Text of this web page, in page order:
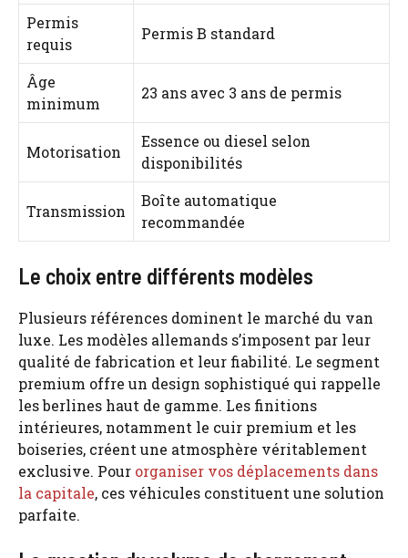
Permis
requis
Permis B standard
Âge
minimum
23 ans avec 3 ans de permis
Motorisation
Essence ou diesel selon
disponibilités
Transmission
Boîte automatique
recommandée
Le choix entre différents modèles
Plusieurs références dominent le marché du van
luxe. Les modèles allemands s’imposent par leur
qualité de fabrication et leur fiabilité. Le segment
premium offre un design sophistiqué qui rappelle
les berlines haut de gamme. Les finitions
intérieures, notamment le cuir premium et les
boiseries, créent une atmosphère véritablement
exclusive. Pour organiser vos déplacements dans
la capitale, ces véhicules constituent une solution
parfaite.